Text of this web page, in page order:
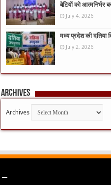
बेटियों को आत्मनिर्भर
July 4, 2026
मध्य प्रदेश की दतिया
July 2, 2026
Archives
Archives
–